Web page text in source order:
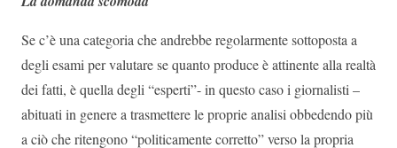
Se c’è una categoria che andrebbe regolarmente sottoposta a
degli esami per valutare se quanto produce è attinente alla realtà
dei fatti, è quella degli “esperti”- in questo caso i giornalisti –
abituati in genere a trasmettere le proprie analisi obbedendo più
a ciò che ritengono “politicamente corretto” verso la propria